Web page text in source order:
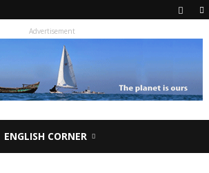
Advertisement
ENGLISH CORNER